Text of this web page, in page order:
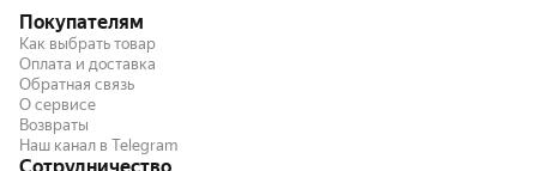
Покупателям
Как выбрать товар
Оплата и доставка
Обратная связь
О сервисе
Возвраты
Наш канал в Telegram
Сотрудничество